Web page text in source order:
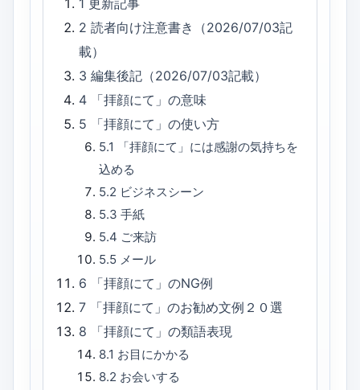
1更新記事
2読者向け注意書き（2026/07/03記
載）
3編集後記（2026/07/03記載）
4
「拝顔にて」の意味
5
「拝顔にて」の使い方
5.1
「拝顔にて」には感謝の気持ちを
込める
5.2 ビジネスシーン
5.3 手紙
5.4 ご来訪
5.5 メール
6
「拝顔にて」のNG例
7
「拝顔にて」のお勧め文例２０選
8
「拝顔にて」の類語表現
8.1 お目にかかる
8.2 お会いする